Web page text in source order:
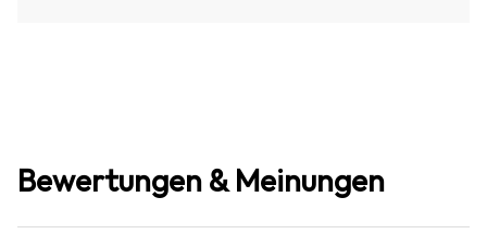
Bewertungen & Meinungen